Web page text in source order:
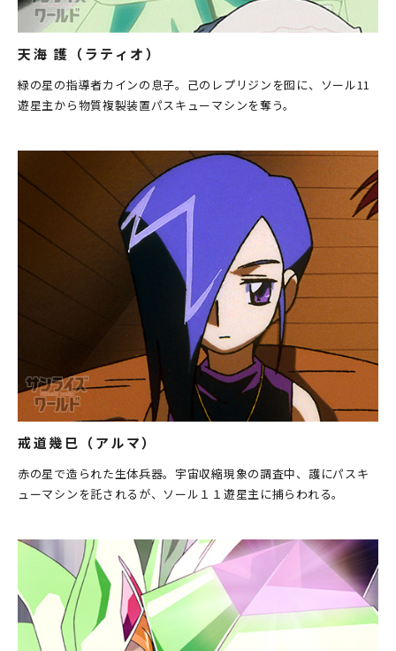
天海 護（ラティオ）
緑の星の指導者カインの息子。己のレプリジンを囮に、ソール11
遊星主から物質複製装置パスキューマシンを奪う。
戒道幾巳（アルマ）
赤の星で造られた生体兵器。宇宙収縮現象の調査中、護にパスキ
ューマシンを託されるが、ソール１１遊星主に捕らわれる。